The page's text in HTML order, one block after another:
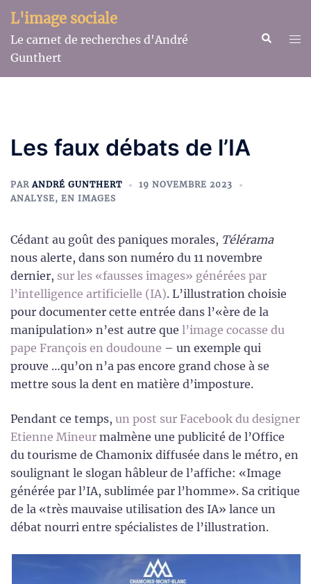
Aller
au
contenu
L'image sociale
Le carnet de recherches d'André
Gunthert
Les faux débats de l’IA
PARANDRÉ GUNTHERT
19 NOVEMBRE 2023
ANALYSE, EN IMAGES
Cédant au goût des paniques morales, Télérama
nous alerte, dans son numéro du 11 novembre
dernier, sur les «fausses images» générées par
l’intelligence artificielle (IA). L’illustration choisie
pour documenter cette entrée dans l’«ère de la
manipulation» n’est autre que l’image cocasse du
pape François en doudoune – un exemple qui
prouve …qu’on n’a pas encore grand chose à se
mettre sous la dent en matière d’imposture.
Pendant ce temps, un post sur Facebook du designer
Etienne Mineur malmène une publicité de l’Office
du tourisme de Chamonix diffusée dans le métro, en
soulignant le slogan hâbleur de l’affiche: «Image
générée par l’IA, sublimée par l’homme». Sa critique
de la «très mauvaise utilisation des IA» lance un
débat nourri entre spécialistes de l’illustration.